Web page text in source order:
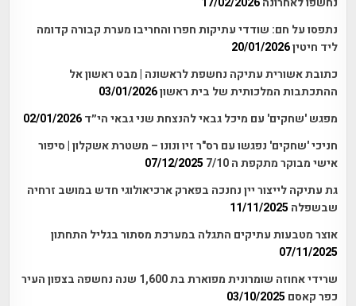
נתפסו על חם: שודדי עתיקות חפרו והחריבו מערת קבורה קדומה
ליד חיטין20/01/2026
כתובת אשורית עתיקה נחשפת לראשונה | מבט ראשון אל
ההתכתבות המלכותית של בית ראשון03/01/2026
מפגש 'שחקים' עם מיכל גבאי להנצחת שני גבאי הי״ד 02/01/2026
חניכי 'שחקים' נפגשו עם רס"ר זיו ונונו – משטרת אשקלון | סיפור
אישי מבוקר מתקפת ה 7/10
07/12/2025
גת עתיקה לייצור יין נחנכה בפארק ארכיאולוגי חדש במושב זרחיה
שבשפלה 11/11/2025
אוצר מטבעות עתיקים התגלה במערכת מסתור בגליל התחתון
07/11/2025
שרידי אחוזה שומרונית מפוארת בת 1,600 שנה נחשפה בצפון העיר
כפר קאסם 03/10/2025